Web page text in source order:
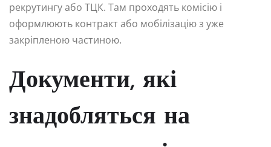
рекрутингу або ТЦК. Там проходять комісію і
оформлюють контракт або мобілізацію з уже
закріпленою частиною.
Документи, які
знадобляться на